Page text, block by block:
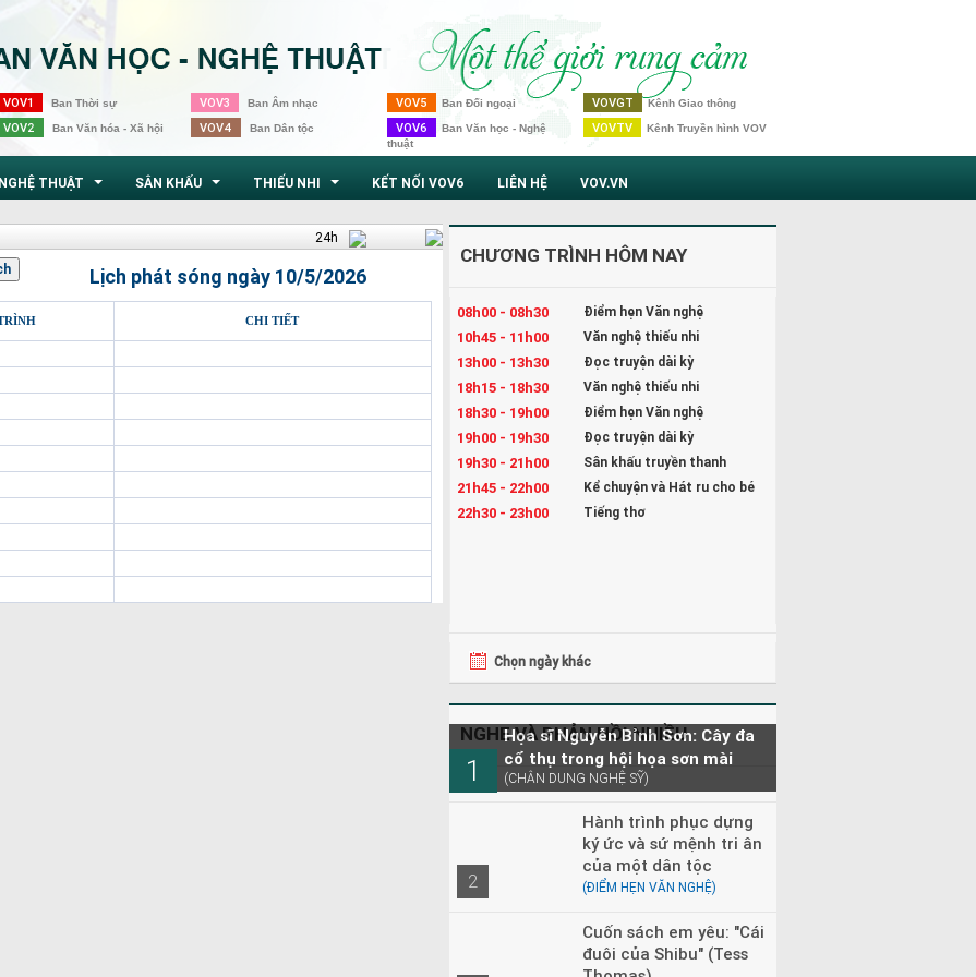
VOV1 Ban Thời sự
VOV2 Ban Văn hóa - Xã hội
VOV3 Ban Âm nhạc
VOV4 Ban Dân tộc
VOV5 Ban Đối ngoại
VOV6 Ban Văn học - Nghệ
thuật
VOVGT Kênh Giao thông
VOVTV Kênh Truyền hình VOV
NGHỆ THUẬT SÂN KHẤU THIẾU NHI KẾT NỐI VOV6 LIÊN HỆ VOV.VN
24h
Lịch phát sóng ngày 10/5/2026
CHI TIẾT
CHƯƠNG TRÌNH HÔM NAY
08h00 - 08h30 Điểm hẹn Văn nghệ
10h45 - 11h00 Văn nghệ thiếu nhi
13h00 - 13h30 Đọc truyện dài kỳ
18h15 - 18h30 Văn nghệ thiếu nhi
18h30 - 19h00 Điểm hẹn Văn nghệ
19h00 - 19h30 Đọc truyện dài kỳ
19h30 - 21h00 Sân khấu truyền thanh
21h45 - 22h00 Kể chuyện và Hát ru cho bé
22h30 - 23h00 Tiếng thơ
Chọn ngày khác
NGHE VÀ PHẢN HỒI NHIỀU
1
Họa sĩ Nguyễn Bỉnh Sơn: Cây đa
cổ thụ trong hội họa sơn mài
(CHÂN DUNG NGHỆ SỸ)
2
Hành trình phục dựng
ký ức và sứ mệnh tri ân
của một dân tộc
(ĐIỂM HẸN VĂN NGHỆ)
Cuốn sách em yêu: "Cái
đuôi của Shibu" (Tess